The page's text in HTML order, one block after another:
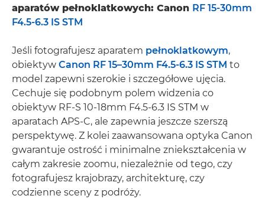
aparatów pełnoklatkowych: Canon RF 15-30mm
F4.5-6.3 IS STM
Jeśli fotografujesz aparatem pełnoklatkowym,
obiektyw Canon RF 15–30mm F4.5-6.3 IS STM to
model zapewni szerokie i szczegółowe ujęcia.
Cechuje się podobnym polem widzenia co
obiektyw RF-S 10-18mm F4.5-6.3 IS STM w
aparatach APS-C, ale zapewnia jeszcze szerszą
perspektywę. Z kolei zaawansowana optyka Canon
gwarantuje ostrość i minimalne zniekształcenia w
całym zakresie zoomu, niezależnie od tego, czy
fotografujesz krajobrazy, architekturę, czy
codzienne sceny z podróży.